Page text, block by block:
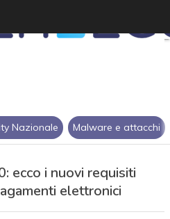
Nazionale Malware e attacchi
ecco i nuovi requisiti
elettronici